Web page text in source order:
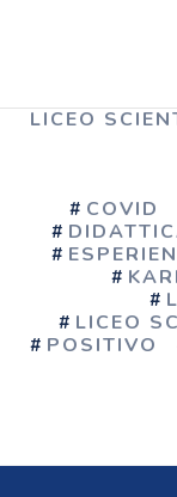
LICEO
COVID
LICEO
POSITIVO